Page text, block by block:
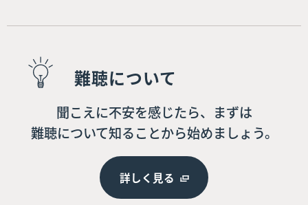
難聴について
聞こえに不安を感じたら、まずは
難聴について知ることから始めましょう。
詳しく見る